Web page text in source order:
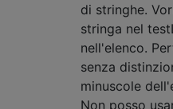
di stringhe.
stringa nel
nell'elenco.
senza
minuscole
Non posso